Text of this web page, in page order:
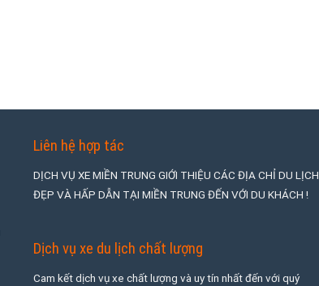
Liên hệ hợp tác
DỊCH VỤ XE MIỀN TRUNG GIỚI THIỆU CÁC ĐỊA CHỈ DU LỊCH
ĐẸP VÀ HẤP DẪN TẠI MIỀN TRUNG ĐẾN VỚI DU KHÁCH !
Dịch vụ xe du lịch chất lượng
Cam kết dịch vụ xe chất lượng và uy tín nhất đến với quý